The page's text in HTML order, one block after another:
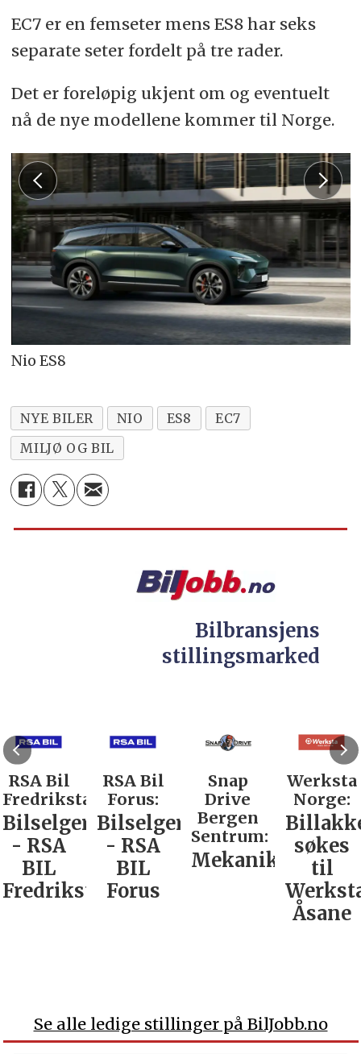
EC7 er en femseter mens ES8 har seks
separate seter fordelt på tre rader.
Det er foreløpig ukjent om og eventuelt
nå de nye modellene kommer til Norge.
Nio ES8
NYE BILER NIO ES8
EC7
MILJØ OG BIL
Bilbransjens
stillingsmarked
RSA Bil
Fredrikstad:
Bilselger
- RSA
BIL
Fredrikstad
RSA Bil
Forus:
Bilselger
- RSA
BIL
Forus
Snap
Drive
Bergen
Sentrum:
Mekaniker
Werksta
Norge:
søkes
til
Åsane
Se alle ledige stillinger på BilJobb.no